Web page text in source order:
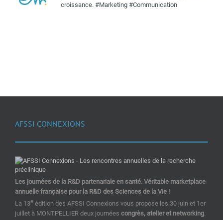
croissance. #Marketing #Communication
AFSSI CONNEXIONS
Les journées de la R&D partenariale en santé. Véritable marketplace
annuelle française pour la R&D des Sciences de la Vie !
La 13e édition des AFSSI Connexions vous propose les 30 juin et 1er
juillet à MONTPELLIER deux journées congrès, atelier et networking.